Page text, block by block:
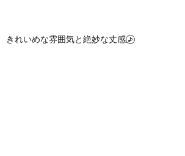
きれいめな雰囲気と絶妙な丈感